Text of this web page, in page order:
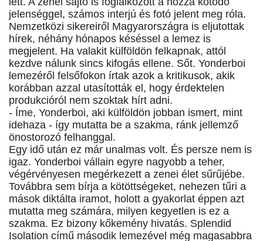
jelenséggel, számos interjú és fotó jelent meg róla.
Nemzetközi sikereiről Magyarországra is eljutottak
hírek, néhány hónapos késéssel a lemez is
megjelent. Ha valakit külföldön felkapnak, attól
kezdve nálunk sincs kifogás ellene. Sőt. Yonderboi
lemezéről felsőfokon írtak azok a kritikusok, akik
korábban azzal utasították el, hogy érdektelen
produkcióról nem szoktak hírt adni.
- Íme, Yonderboi, aki külföldön jobban ismert, mint
idehaza - így mutatta be a szakma, ránk jellemző
önostorozó felhanggal.
Egy idő után ez már unalmas volt. És persze nem is
igaz. Yonderboi vállain egyre nagyobb a teher,
végérvényesen megérkezett a zenei élet sűrűjébe.
Továbbra sem bírja a kötöttségeket, nehezen tűri a
mások diktálta iramot, holott a gyakorlat éppen azt
mutatta meg számára, milyen kegyetlen is ez a
szakma. Ez bizony kőkemény hivatás. Splendid
Isolation című második lemezével még magasabbra